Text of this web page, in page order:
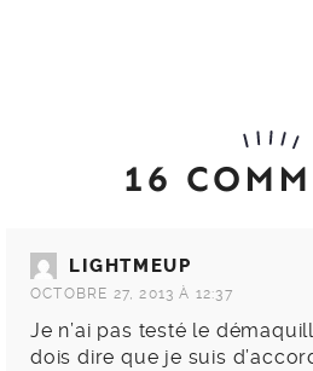
16
LIGHTMEUP
OCTOBRE 27, 2013 À 12:37
Je n’ai pas testé le
dois dire que je suis